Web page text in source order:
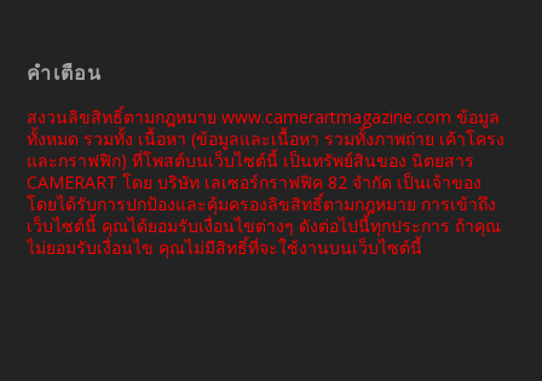
คำเตือน
สงวนลิขสิทธิ์ตามกฎหมาย www.camerartmagazine.com ข้อมูล
ทั้งหมด รวมทั้ง เนื้อหา (ข้อมูลและเนื้อหา รวมทั้งภาพถ่าย เค้าโครง
และกราฟฟิก) ที่โพสต์บนเว็บไซต์นี้ เป็นทรัพย์สินของ นิตยสาร
CAMERART โดย บริษัท เลเซอร์กราฟฟิค 82 จำกัด เป็นเจ้าของ
โดยได้รับการปกป้องและคุ้มครองลิขสิทธิ์ตามกฎหมาย การเข้าถึง
เว็บไซต์นี้ คุณได้ยอมรับเงื่อนไขต่างๆ ดังต่อไปนี้ทุกประการ ถ้าคุณ
ไม่ยอมรับเงื่อนไข คุณไม่มีสิทธิ์ที่จะใช้งานบนเว็บไซต์นี้